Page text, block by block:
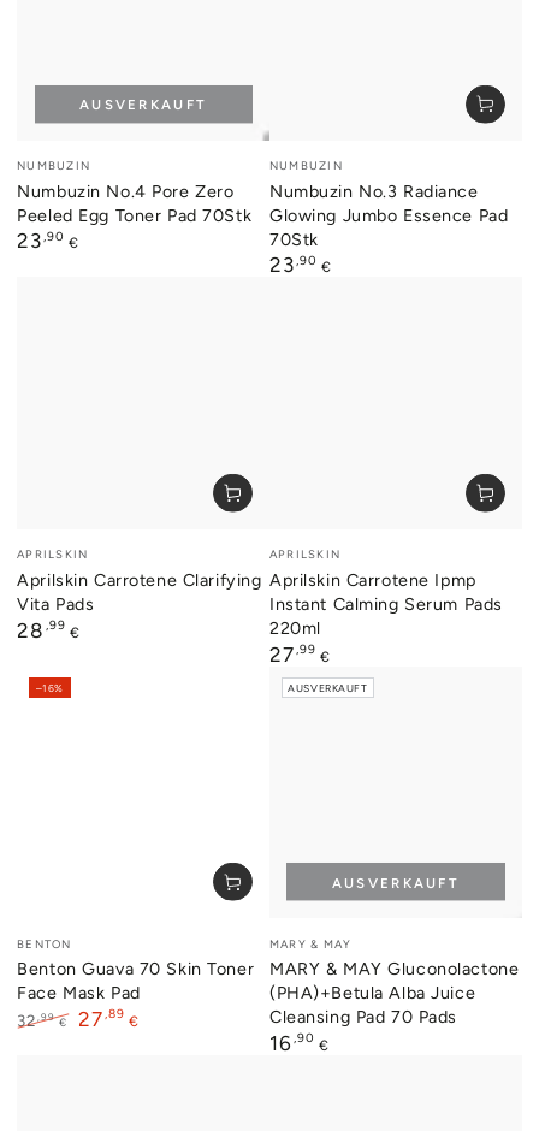
Verkäufer/in:
NUMBUZIN
Numbuzin No.4 Pore Zero
Peeled Egg Toner Pad 70Stk
Regulärer
23,90 €
AUSVERKAUFT
Verkäufer/in:
NUMBUZIN
Numbuzin No.3 Radiance
Glowing Jumbo Essence Pad
70Stk
Regulärer
23,90 €
Verkäufer/in:
APRILSKIN
Aprilskin Carrotene Clarifying
Vita Pads
Regulärer
28 ,99 €
Verkäufer/in:
APRILSKIN
Aprilskin Carrotene Ipmp
Instant Calming Serum Pads
220ml
Regulärer
27,99 €
Verkäufer/in:
BENTON
Benton Guava 70 Skin Toner
Face Mask Pad
32 ,99 € 27,89 €
–16%
Verkäufer/in:
MARY & MAY
MARY & MAY Gluconolactone
(PHA)+Betula Alba Juice
Cleansing Pad 70 Pads
Regulärer
16,90 €
AUSVERKAUFT
AUSVERKAUFT